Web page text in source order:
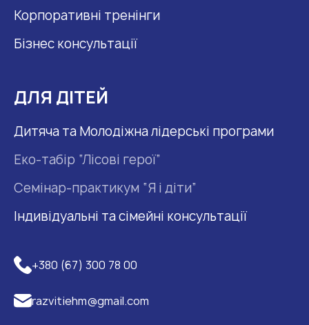
Корпоративні тренінги
Бізнес консультації
ДЛЯ ДІТЕЙ
Дитяча та Молодіжна лідерські програми
Еко-табір “Лісові герої”
Семінар-практикум “Я і діти”
Індивідуальні та сімейні консультації
+380 (67) 300 78 00
razvitiehm@gmail.com